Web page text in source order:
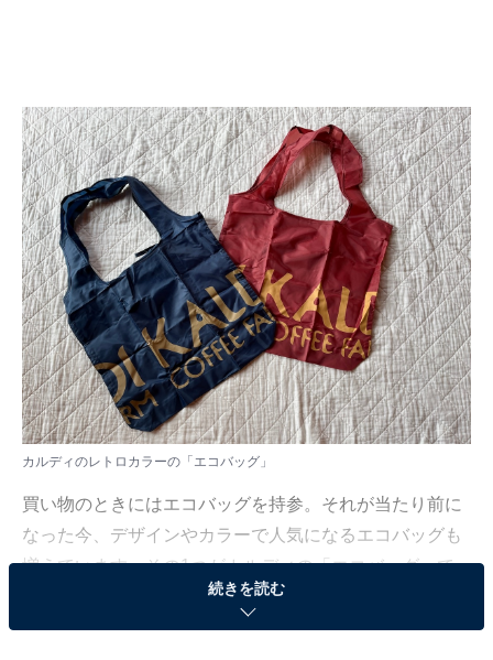
カルディのレトロカラーの「エコバッグ」
買い物のときにはエコバッグを持参。それが当たり前に
なった今、デザインやカラーで人気になるエコバッグも
増えています。その1つがカルディの「エコバッグ」で
す。オンライン限定のスモーキーピンクも大人気です
が、実はレトロカラーのエコバッグも話題に。この記事
続きを読む